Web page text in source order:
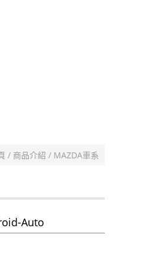
商品介紹 MAZDA車系
Auto